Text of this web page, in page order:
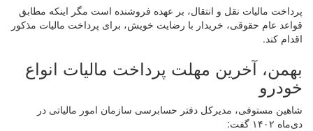
پرداخت مالیات نقل و انتقال، بر عهده فروشنده است مگر اینکه مطابق
قواعد عام حقوقی، خریدار با رضایت خویش، برای پرداخت مالیات مذکور
اقدام کند.
بهمن، آخرین مهلت پرداخت مالیات انواع
خودرو
شاهین مستوفی، مدیرکل دفتر حسابرسی سازمان امور مالیاتی در
دی‌ماه ۱۴۰۲ گفت: